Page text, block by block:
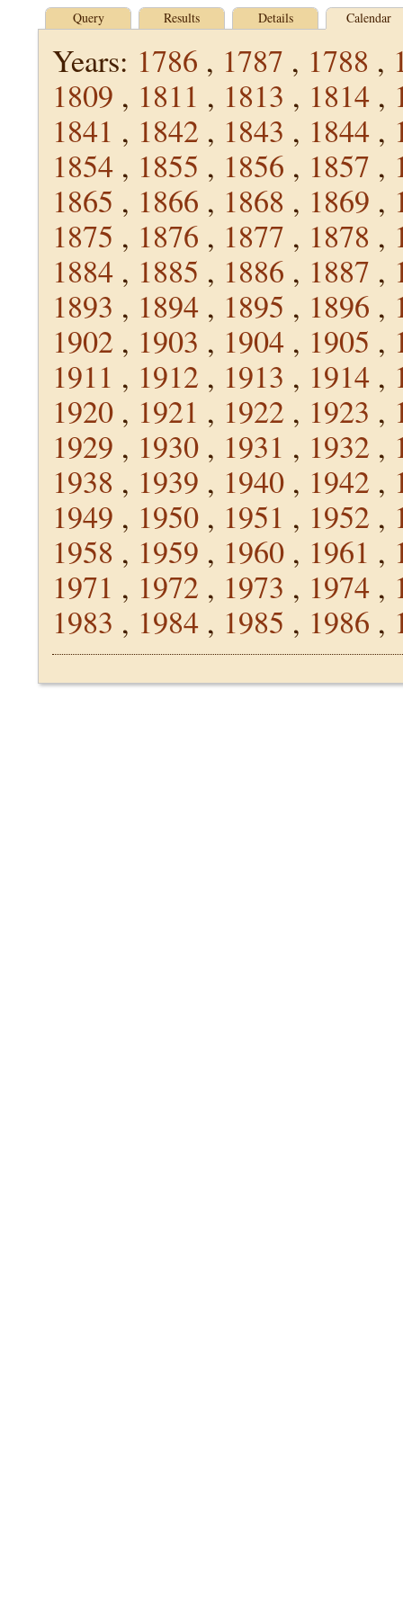
Query Results Details Calendar
Years: 1786 , 1787 , 1788 ,
1809 , 1811 , 1813 , 1814 ,
1841 , 1842 , 1843 , 1844 ,
1854 , 1855 , 1856 , 1857 ,
1865 , 1866 , 1868 , 1869 ,
1875 , 1876 , 1877 , 1878 ,
1884 , 1885 , 1886 , 1887 ,
1893 , 1894 , 1895 , 1896 ,
1902 , 1903 , 1904 , 1905 ,
1911 , 1912 , 1913 , 1914 ,
1920 , 1921 , 1922 , 1923 ,
1929 , 1930 , 1931 , 1932 ,
1938 , 1939 , 1940 , 1942 ,
1949 , 1950 , 1951 , 1952 ,
1958 , 1959 , 1960 , 1961 ,
1971 , 1972 , 1973 , 1974 ,
1983 , 1984 , 1985 , 1986 ,